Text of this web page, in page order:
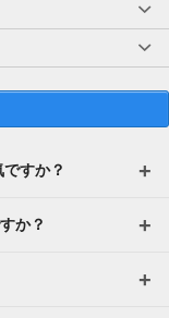
すか？
か？